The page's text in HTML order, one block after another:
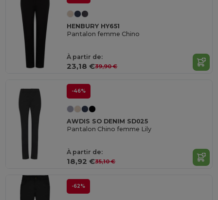
HENBURY HY651
Pantalon femme Chino
À partir de:
23,18 €39,90 €
-46%
AWDIS SO DENIM SD025
Pantalon Chino femme Lily
À partir de:
18,92 €35,10 €
-62%